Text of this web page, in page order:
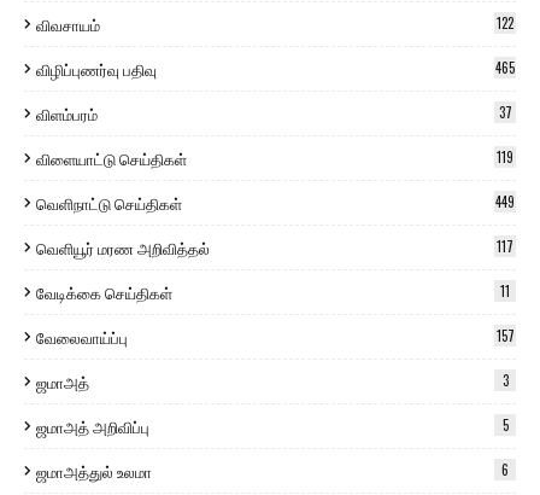
விவசாயம் 122
விழிப்புணர்வு பதிவு 465
விளம்பரம் 37
விளையாட்டு செய்திகள் 119
வெளிநாட்டு செய்திகள் 449
வெளியூர் மரண அறிவித்தல் 117
வேடிக்கை செய்திகள் 11
வேலைவாய்ப்பு 157
ஜமாஅத் 3
ஜமாஅத் அறிவிப்பு 5
ஜமாஅத்துல் உலமா 6